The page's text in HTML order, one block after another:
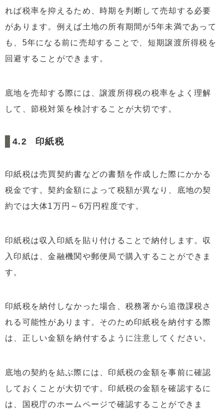
れば税率を抑えるため、時期を判断して売却する必要
があります。例えば土地の所有期間が5年未満であって
も、5年になる前に売却することで、短期譲渡所得税を
回避することができます。
底地を売却する際には、譲渡所得税の税率をよく理解
して、節税対策を検討することが大切です。
印紙税
印紙税は売買契約書などの書類を作成した際にかかる
税金です。契約金額によって税額が異なり、底地の契
約では大体1万円～6万円程度です。
印紙税は収入印紙を貼り付けることで納付します。収
入印紙は、金融機関や郵便局で購入することができま
す。
印紙税を納付しなかった場合、税務署から追徴課税さ
れる可能性があります。そのため印紙税を納付する際
は、正しい金額を納付するように注意してください。
底地の契約を結ぶ際には、印紙税の金額を事前に確認
しておくことが大切です。印紙税の金額を確認するに
は、国税庁のホームページで確認することができま